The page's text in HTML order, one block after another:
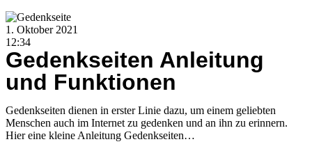
1. Oktober 2021
12:34
Gedenkseiten Anleitung
und Funktionen
Gedenkseiten dienen in erster Linie dazu, um einem geliebten
Menschen auch im Internet zu gedenken und an ihn zu erinnern.
Hier eine kleine Anleitung Gedenkseiten…